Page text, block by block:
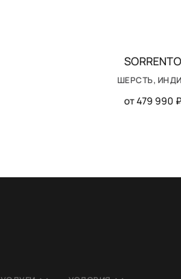
SORRENTO
ШЕРСТЬ,
от 479 990 ₽